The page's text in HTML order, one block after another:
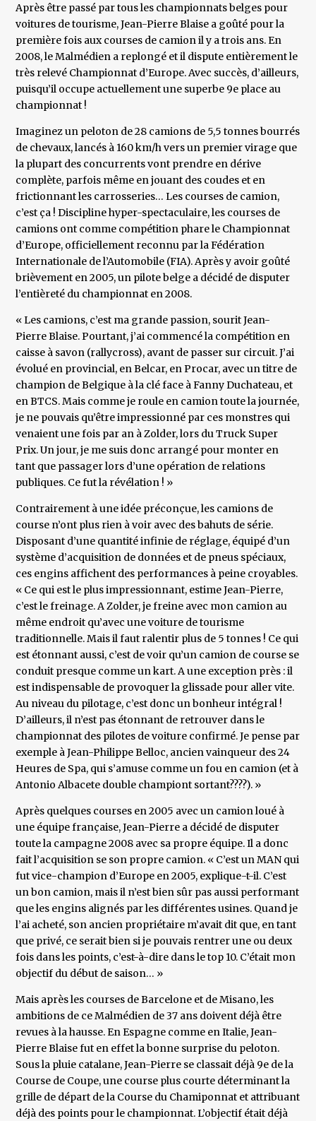
Après être passé par tous les championnats belges pour
voitures de tourisme, Jean-Pierre Blaise a goûté pour la
première fois aux courses de camion il y a trois ans. En
2008, le Malmédien a replongé et il dispute entièrement le
très relevé Championnat d’Europe. Avec succès, d’ailleurs,
puisqu’il occupe actuellement une superbe 9e place au
championnat !
Imaginez un peloton de 28 camions de 5,5 tonnes bourrés
de chevaux, lancés à 160 km/h vers un premier virage que
la plupart des concurrents vont prendre en dérive
complète, parfois même en jouant des coudes et en
frictionnant les carrosseries… Les courses de camion,
c’est ça ! Discipline hyper-spectaculaire, les courses de
camions ont comme compétition phare le Championnat
d’Europe, officiellement reconnu par la Fédération
Internationale de l’Automobile (FIA). Après y avoir goûté
brièvement en 2005, un pilote belge a décidé de disputer
l’entièreté du championnat en 2008.
« Les camions, c’est ma grande passion, sourit Jean-
Pierre Blaise. Pourtant, j’ai commencé la compétition en
caisse à savon (rallycross), avant de passer sur circuit. J’ai
évolué en provincial, en Belcar, en Procar, avec un titre de
champion de Belgique à la clé face à Fanny Duchateau, et
en BTCS. Mais comme je roule en camion toute la journée,
je ne pouvais qu’être impressionné par ces monstres qui
venaient une fois par an à Zolder, lors du Truck Super
Prix. Un jour, je me suis donc arrangé pour monter en
tant que passager lors d’une opération de relations
publiques. Ce fut la révélation ! »
Contrairement à une idée préconçue, les camions de
course n’ont plus rien à voir avec des bahuts de série.
Disposant d’une quantité infinie de réglage, équipé d’un
système d’acquisition de données et de pneus spéciaux,
ces engins affichent des performances à peine croyables.
« Ce qui est le plus impressionnant, estime Jean-Pierre,
c’est le freinage. A Zolder, je freine avec mon camion au
même endroit qu’avec une voiture de tourisme
traditionnelle. Mais il faut ralentir plus de 5 tonnes ! Ce qui
est étonnant aussi, c’est de voir qu’un camion de course se
conduit presque comme un kart. A une exception près : il
est indispensable de provoquer la glissade pour aller vite.
Au niveau du pilotage, c’est donc un bonheur intégral !
D’ailleurs, il n’est pas étonnant de retrouver dans le
championnat des pilotes de voiture confirmé. Je pense par
exemple à Jean-Philippe Belloc, ancien vainqueur des 24
Heures de Spa, qui s’amuse comme un fou en camion (et à
Antonio Albacete double championt sortant????). »
Après quelques courses en 2005 avec un camion loué à
une équipe française, Jean-Pierre a décidé de disputer
toute la campagne 2008 avec sa propre équipe. Il a donc
fait l’acquisition se son propre camion. « C’est un MAN qui
fut vice-champion d’Europe en 2005, explique-t-il. C’est
un bon camion, mais il n’est bien sûr pas aussi performant
que les engins alignés par les différentes usines. Quand je
l’ai acheté, son ancien propriétaire m’avait dit que, en tant
que privé, ce serait bien si je pouvais rentrer une ou deux
fois dans les points, c’est-à-dire dans le top 10. C’était mon
objectif du début de saison… »
Mais après les courses de Barcelone et de Misano, les
ambitions de ce Malmédien de 37 ans doivent déjà être
revues à la hausse. En Espagne comme en Italie, Jean-
Pierre Blaise fut en effet la bonne surprise du peloton.
Sous la pluie catalane, Jean-Pierre se classait déjà 9e de la
Course de Coupe, une course plus courte déterminant la
grille de départ de la Course du Chamiponnat et attribuant
déjà des points pour le championnat. L’objectif était déjà